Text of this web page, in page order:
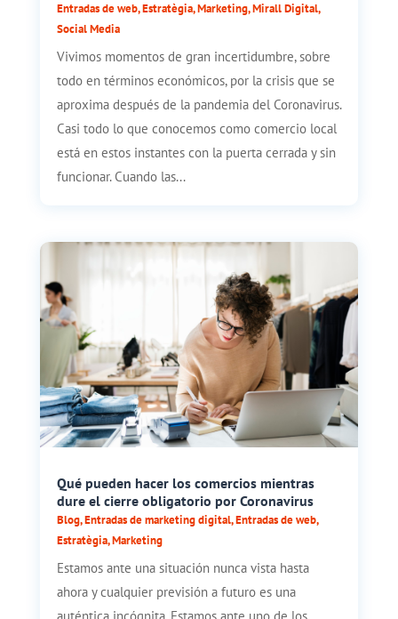
Entradas de web,Estratègia,Marketing,Mirall Digital,
Social Media
Vivimos momentos de gran incertidumbre, sobre
todo en términos económicos, por la crisis que se
aproxima después de la pandemia del Coronavirus.
Casi todo lo que conocemos como comercio local
está en estos instantes con la puerta cerrada y sin
funcionar. Cuando las...
Qué pueden hacer los comercios mientras
dure el cierre obligatorio por Coronavirus
Blog,Entradas de marketing digital,Entradas de web,
Estratègia,Marketing
Estamos ante una situación nunca vista hasta
ahora y cualquier previsión a futuro es una